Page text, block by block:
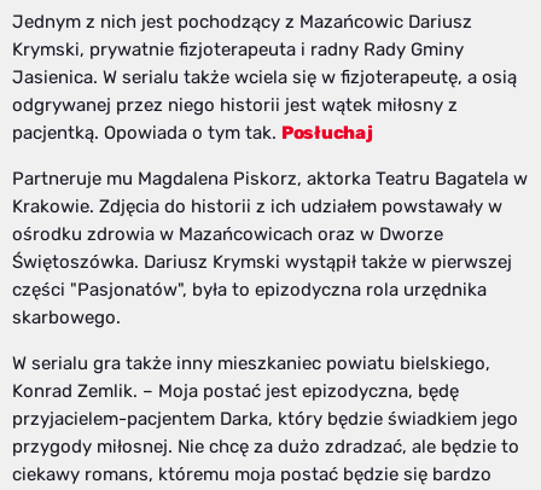
Jednym z nich jest pochodzący z Mazańcowic Dariusz
Krymski, prywatnie fizjoterapeuta i radny Rady Gminy
Jasienica. W serialu także wciela się w fizjoterapeutę, a osią
odgrywanej przez niego historii jest wątek miłosny z
pacjentką. Opowiada o tym tak. Posłuchaj
Partneruje mu Magdalena Piskorz, aktorka Teatru Bagatela w
Krakowie. Zdjęcia do historii z ich udziałem powstawały w
ośrodku zdrowia w Mazańcowicach oraz w Dworze
Świętoszówka. Dariusz Krymski wystąpił także w pierwszej
części "Pasjonatów", była to epizodyczna rola urzędnika
skarbowego.
W serialu gra także inny mieszkaniec powiatu bielskiego,
Konrad Zemlik. – Moja postać jest epizodyczna, będę
przyjacielem-pacjentem Darka, który będzie świadkiem jego
przygody miłosnej. Nie chcę za dużo zdradzać, ale będzie to
ciekawy romans, któremu moja postać będzie się bardzo